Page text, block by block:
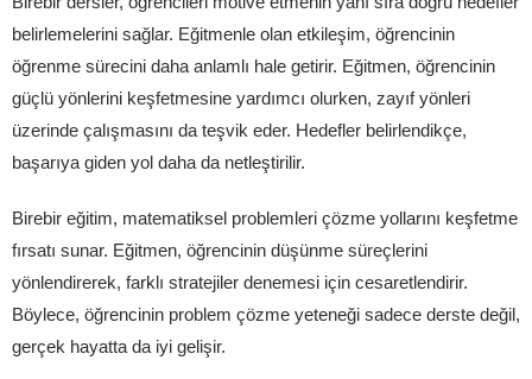
belirlemelerini sağlar. Eğitmenle olan etkileşim, öğrencinin
öğrenme sürecini daha anlamlı hale getirir. Eğitmen, öğrencinin
güçlü yönlerini keşfetmesine yardımcı olurken, zayıf yönleri
üzerinde çalışmasını da teşvik eder. Hedefler belirlendikçe,
başarıya giden yol daha da netleştirilir.
Birebir eğitim, matematiksel problemleri çözme yollarını keşfetme
fırsatı sunar. Eğitmen, öğrencinin düşünme süreçlerini
yönlendirerek, farklı stratejiler denemesi için cesaretlendirir.
Böylece, öğrencinin problem çözme yeteneği sadece derste değil,
gerçek hayatta da iyi gelişir.